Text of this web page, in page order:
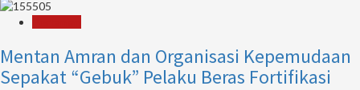
Mentan Amran dan Organisasi Kepemudaan
Sepakat “Gebuk” Pelaku Beras Fortifikasi